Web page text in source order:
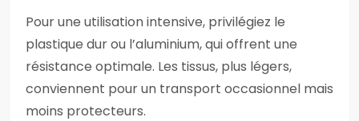
Pour une utilisation intensive, privilégiez le
plastique dur ou l’aluminium, qui offrent une
résistance optimale. Les tissus, plus légers,
conviennent pour un transport occasionnel mais
moins protecteurs.